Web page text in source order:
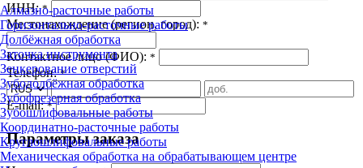
Алмазно-расточные работы
Горизонтально-расточные работы
Долбёжная обработка
Заточка инструмента
Зенкерование отверстий
Зубодолбёжная обработка
Зубофрезерная обработка
Зубошлифовальные работы
Координатно-расточные работы
Круглошлифовальные работы
Механическая обработка на обрабатывающем центре
ИНН:*
Местонахождение (регион, город): *
Контактное лицо (ФИО): *
Телефон:*
E-mail:*
Параметры заказа